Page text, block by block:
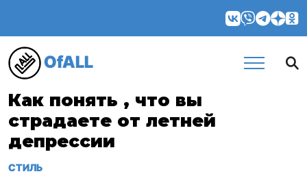
OfALL
Как понять , что вы
страдаете от летней
депрессии
СТИЛЬ